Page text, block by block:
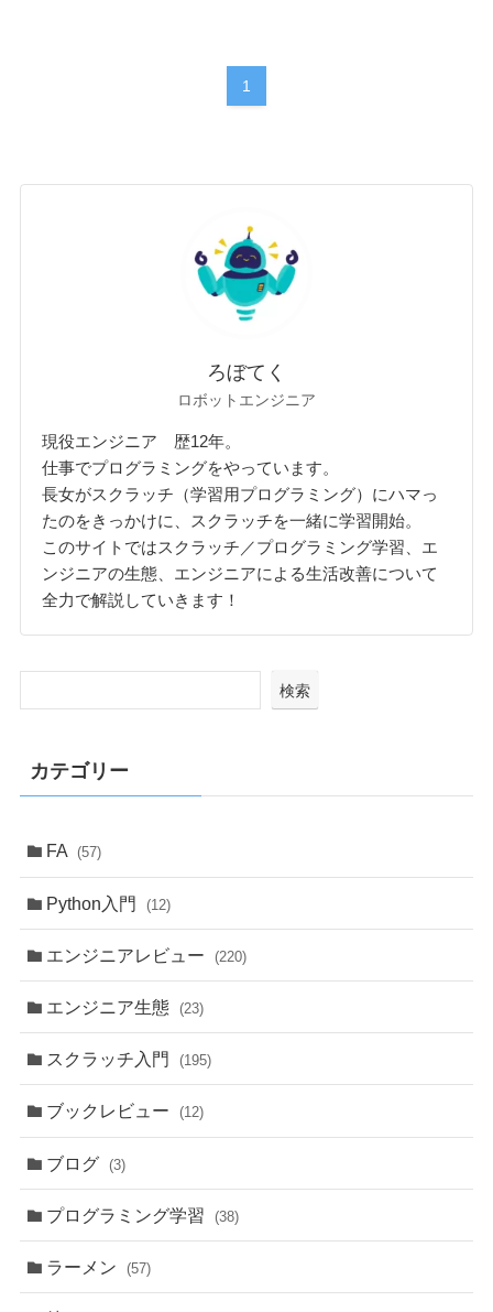
1
ろぼてく
ロボットエンジニア
現役エンジニア 歴12年。
仕事でプログラミングをやっています。
長女がスクラッチ（学習用プログラミング）にハマっ
たのをきっかけに、スクラッチを一緒に学習開始。
このサイトではスクラッチ／プログラミング学習、エ
ンジニアの生態、エンジニアによる生活改善について
全力で解説していきます！
検索
カテゴリー
FA (57)
Python入門 (12)
エンジニアレビュー (220)
エンジニア生態 (23)
スクラッチ入門 (195)
ブックレビュー (12)
ブログ (3)
プログラミング学習 (38)
ラーメン (57)